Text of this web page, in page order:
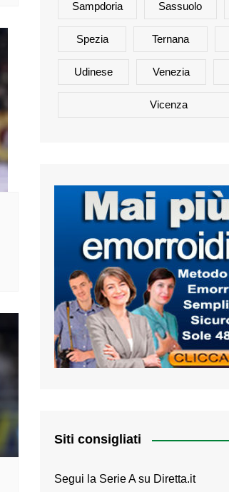
Sampdoria Sassuolo
Spezia Ternana
Udinese Venezia
Vicenza
Siti consigliati
Segui la Serie A su Diretta.it